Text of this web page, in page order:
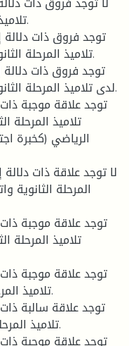
تلاميذ المرحلة
لدى تلاميذ المرحلة
تلاميذ المرحلة
الرياضي (كخبرة
المرحلة الثانوية
تلاميذ المرحلة
تلاميذ
تلاميذ